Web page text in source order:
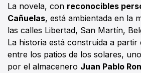
La novela, con reconocibles
Cañuelas, está ambientada en la
las calles Libertad, San Martín,
La historia está construida a partir
entre los patios de los solares,
por el almacenero Juan Pablo